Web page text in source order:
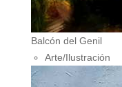
Balcón del Genil
Arte/Ilustración